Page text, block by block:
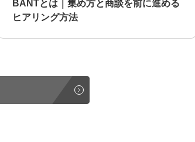
BANTとは｜集め方と商談を前に進める
ヒアリング方法